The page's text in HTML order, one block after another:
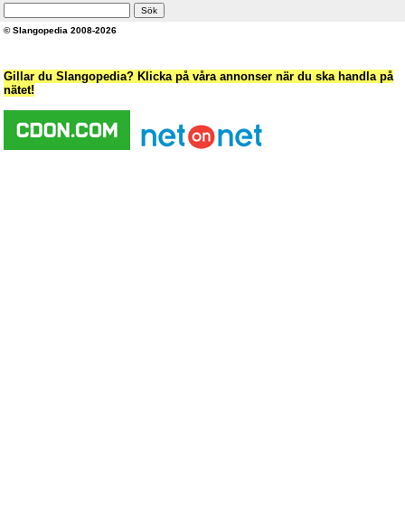
© Slangopedia 2008-2026
Gillar du Slangopedia? Klicka på våra annonser när du ska handla på
nätet!